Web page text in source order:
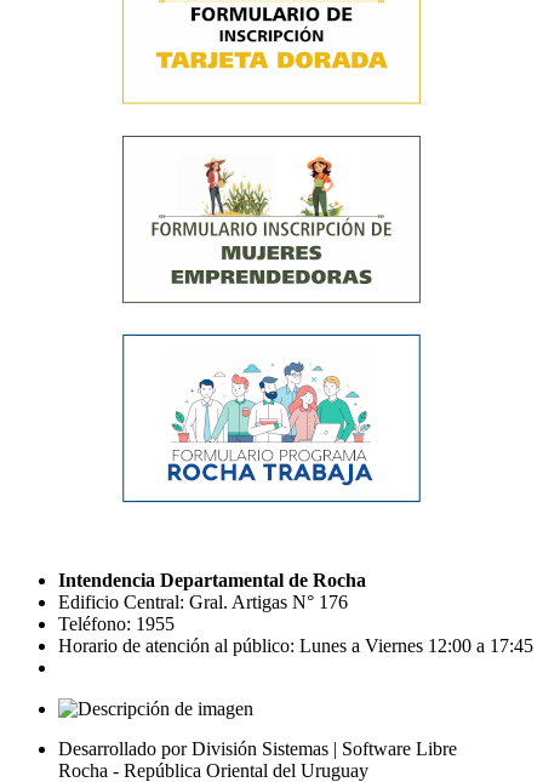
Intendencia Departamental de Rocha
Edificio Central: Gral. Artigas N° 176
Teléfono: 1955
Horario de atención al público: Lunes a Viernes 12:00 a 17:45
Desarrollado por División Sistemas | Software Libre
Rocha - República Oriental del Uruguay